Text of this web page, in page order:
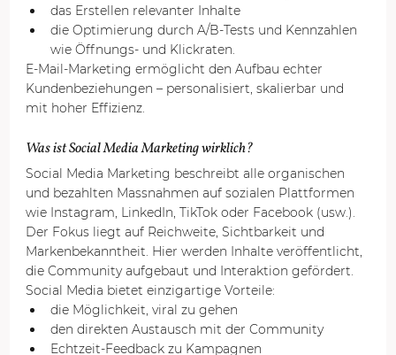
das Erstellen relevanter Inhalte
die Optimierung durch A/B-Tests und Kennzahlen
wie Öffnungs- und Klickraten.
E-Mail-Marketing ermöglicht den Aufbau echter
Kundenbeziehungen – personalisiert, skalierbar und
mit hoher Effizienz.
Was ist Social Media Marketing wirklich?
Social Media Marketing beschreibt alle organischen
und bezahlten Massnahmen auf sozialen Plattformen
wie Instagram, LinkedIn, TikTok oder Facebook (usw.).
Der Fokus liegt auf Reichweite, Sichtbarkeit und
Markenbekanntheit. Hier werden Inhalte veröffentlicht,
die Community aufgebaut und Interaktion gefördert.
Social Media bietet einzigartige Vorteile:
die Möglichkeit, viral zu gehen
den direkten Austausch mit der Community
Echtzeit-Feedback zu Kampagnen